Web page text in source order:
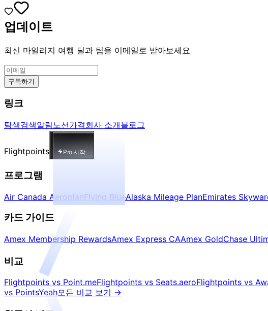
업데이트
최신 마일리지 여행 딜과 팁을 이메일로 받아보세요
구독하기
링크
탐색검색알림노선가격회사 소개블로그
Flightpoints Pro 시작
프로그램
Air Canada AeroplanFlying BlueAlaska Mileage PlanEmirates
카드 가이드
Amex Membership RewardsAmex Express CAAmex GoldChase
비교
Flightpoints vs Point.meFlightpoints vs Seats.aeroFlightpoints vs
vs PointsYeah모든 비교 보기 →